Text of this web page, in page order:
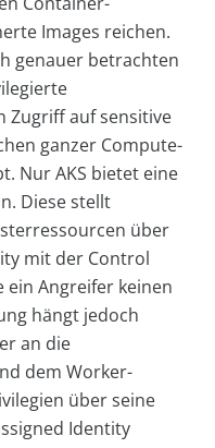
Images reichen.
genauer betrachten
Zugriff auf sensitive
ganzer Compute-
Nur AKS bietet eine
Diese stellt
über
mit der Control
ein Angreifer keinen
hängt jedoch
an die
dem Worker-
über seine
Identity